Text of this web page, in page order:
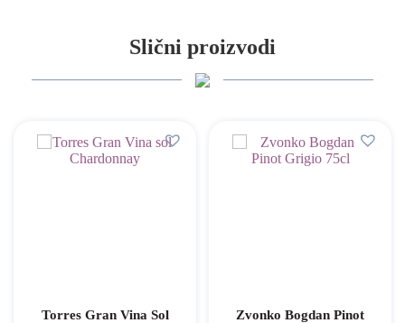
Slični proizvodi
Torres Gran Vina Sol
Zvonko Bogdan Pinot